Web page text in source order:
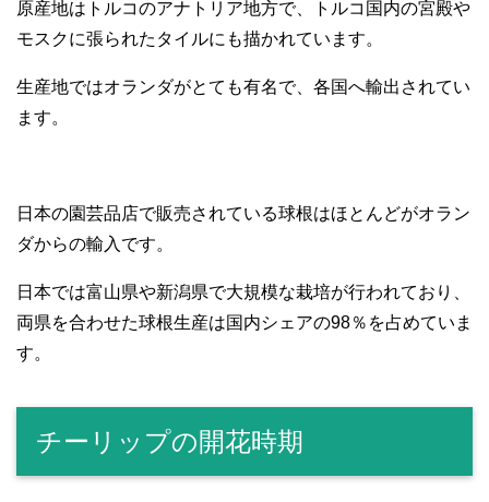
原産地はトルコのアナトリア地方で、トルコ国内の宮殿や
モスクに張られたタイルにも描かれています。
生産地ではオランダがとても有名で、各国へ輸出されてい
ます。
日本の園芸品店で販売されている球根はほとんどがオラン
ダからの輸入です。
日本では富山県や新潟県で大規模な栽培が行われており、
両県を合わせた球根生産は国内シェアの98％を占めていま
す。
チーリップの開花時期